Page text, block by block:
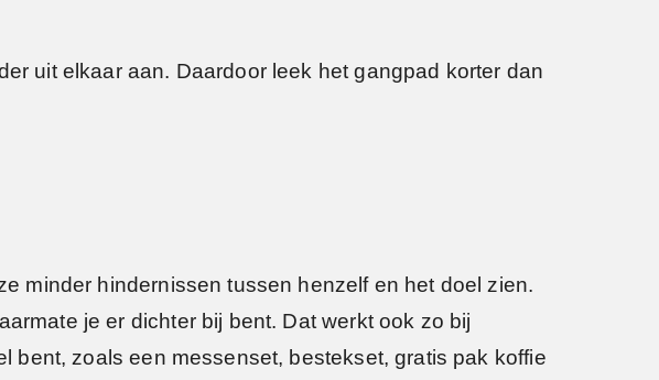
uit elkaar aan. Daardoor leek het gangpad korter dan
minder hindernissen tussen henzelf en het doel zien.
je er dichter bij bent. Dat werkt ook zo bij
bent, zoals een messenset, bestekset, gratis pak koffie